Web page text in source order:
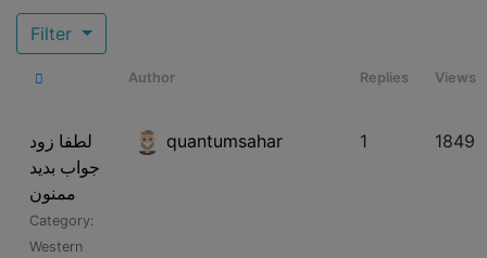
Filter
Author Replies Views
لطفا زود
جواب بدید
ممنون
Category:
Western
quantumsahar 1 1849